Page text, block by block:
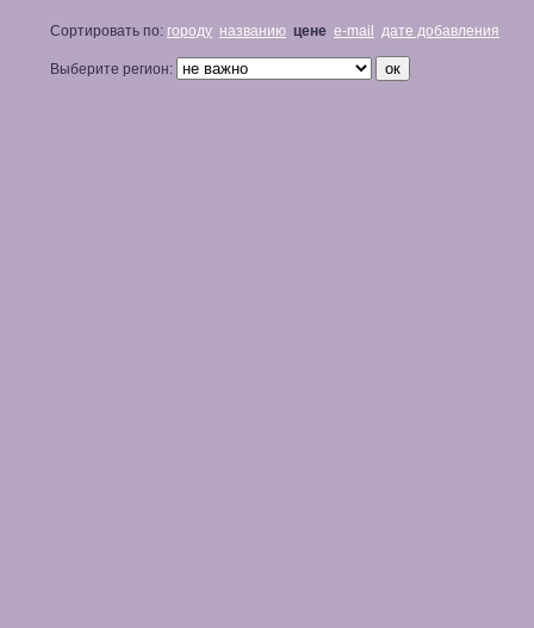
Сортировать по: городу названию цене e-mail дате добавления
Выберите регион: